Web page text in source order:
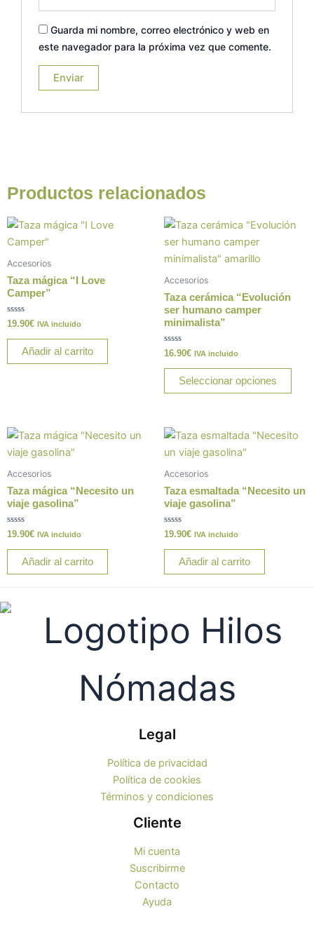
Guarda mi nombre, correo electrónico y web en
este navegador para la próxima vez que comente.
Productos relacionados
Accesorios
Taza mágica “I Love
Camper”
Valorado
con
0
19.90€ IVA incluido
Añadir al carrito
Accesorios
Taza cerámica “Evolución
ser humano camper
minimalista”
Valorado
con
0
16.90€ IVA incluido
Seleccionar opciones
Este
en
de
Accesorios
Taza mágica “Necesito un
viaje gasolina”
Valorado
con
0
19.90€ IVA incluido
Añadir al carrito
Accesorios
Taza esmaltada “Necesito un
viaje gasolina”
Valorado
con
0
19.90€ IVA incluido
Añadir al carrito
Legal
Política de privacidad
Política de cookies
Términos y condiciones
Cliente
Mi cuenta
Suscribirme
Contacto
Ayuda